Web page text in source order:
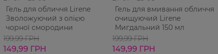
Гель для обличчя Lirene
Зволожуючий з олією
чорної смородини
199,99 ГРН
149,99 ГРН
Гель для вмивання обличчя
очищуючий Lirene
Мигдальний 150 мл
199,99 ГРН
149,99 ГРН